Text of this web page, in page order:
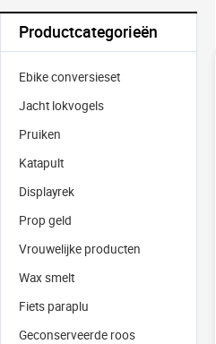
Productcategorieën
Ebike conversieset
Jacht lokvogels
Pruiken
Katapult
Displayrek
Prop geld
Vrouwelijke producten
Wax smelt
Fiets paraplu
Geconserveerde roos